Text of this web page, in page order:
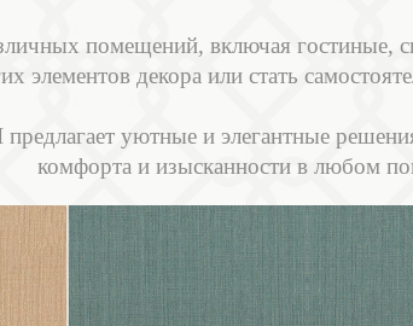
помещений, включая гостиные,
элементов декора или стать
уютные и элегантные
комфорта и изысканности в любом